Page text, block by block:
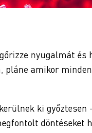
nyugalmát és
pláne amikor
ki
döntéseket